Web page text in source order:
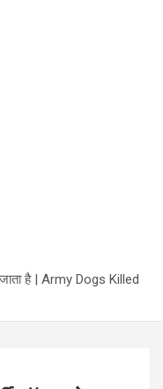
जाता है | Army Dogs Killed